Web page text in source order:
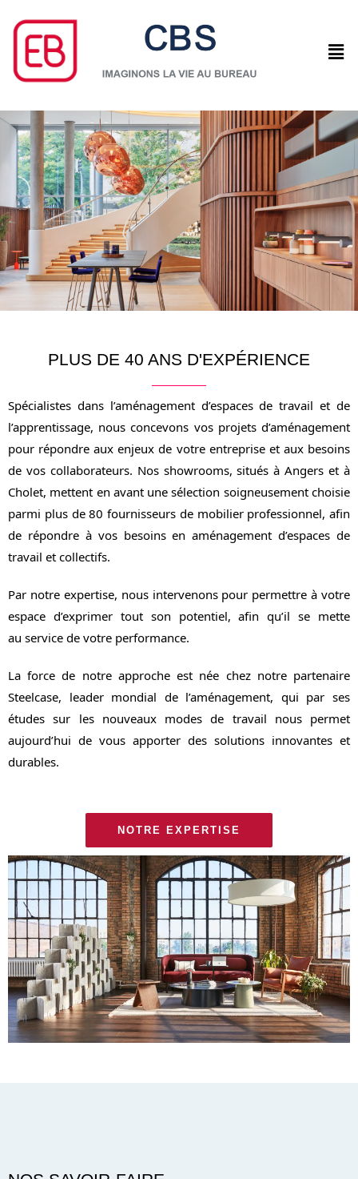
PLUS DE 40 ANS D'EXPÉRIENCE
Spécialistes dans l’aménagement d’espaces de travail et de
l’apprentissage, nous concevons vos projets d’aménagement
pour répondre aux enjeux de votre entreprise et aux besoins
de vos collaborateurs. Nos showrooms, situés à Angers et à
Cholet, mettent en avant une sélection soigneusement choisie
parmi plus de 80 fournisseurs de mobilier professionnel, afin
de répondre à vos besoins en aménagement d’espaces de
travail et collectifs.
Par notre expertise, nous intervenons pour permettre à votre
espace d’exprimer tout son potentiel, afin qu’il se mette
au service de votre performance.
La force de notre approche est née chez notre partenaire
Steelcase, leader mondial de l’aménagement, qui par ses
études sur les nouveaux modes de travail nous permet
aujourd’hui de vous apporter des solutions innovantes et
durables.
NOTRE EXPERTISE